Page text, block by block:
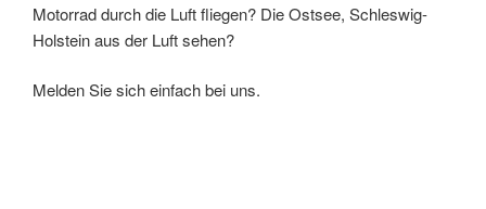
Motorrad durch die Luft fliegen? Die Ostsee, Schleswig-
Holstein aus der Luft sehen?
Melden Sie sich einfach bei uns.